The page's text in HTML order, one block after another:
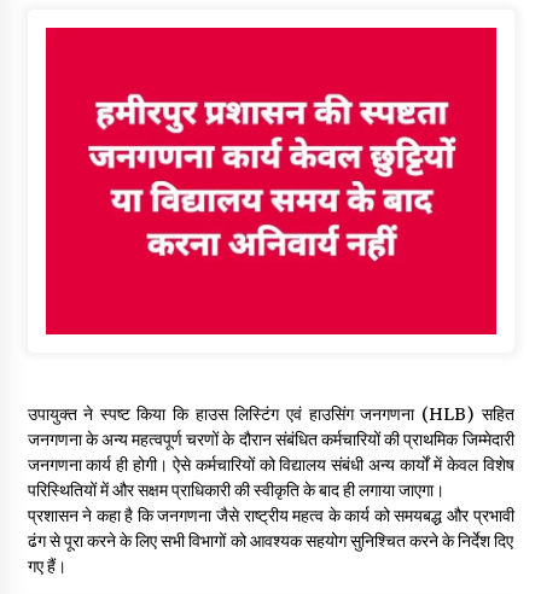
08/08/2026
उपायुक्त ने स्पष्ट किया कि हाउस लिस्टिंग एवं हाउसिंग जनगणना (HLB) सहित
जनगणना के अन्य महत्वपूर्ण चरणों के दौरान संबंधित कर्मचारियों की प्राथमिक जिम्मेदारी
जनगणना कार्य ही होगी। ऐसे कर्मचारियों को विद्यालय संबंधी अन्य कार्यों में केवल विशेष
परिस्थितियों में और सक्षम प्राधिकारी की स्वीकृति के बाद ही लगाया जाएगा।
प्रशासन ने कहा है कि जनगणना जैसे राष्ट्रीय महत्व के कार्य को समयबद्ध और प्रभावी
ढंग से पूरा करने के लिए सभी विभागों को आवश्यक सहयोग सुनिश्चित करने के निर्देश दिए
गए हैं।